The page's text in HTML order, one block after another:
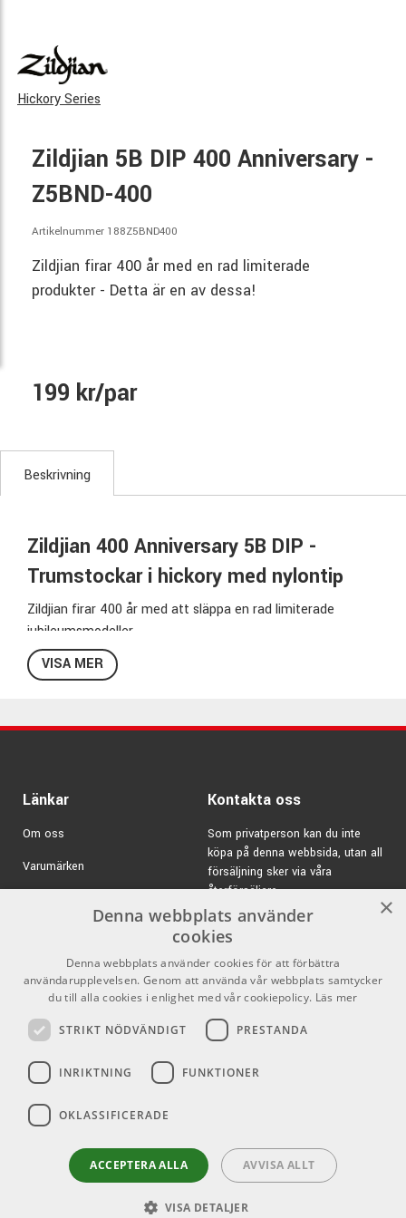
Hickory Series
Zildjian 5B DIP 400 Anniversary -
Z5BND-400
Artikelnummer 188Z5BND400
Zildjian firar 400 år med en rad limiterade
produkter - Detta är en av dessa!
199 kr/par
Beskrivning
Zildjian 400 Anniversary 5B DIP -
Trumstockar i hickory med nylontip
Zildjian firar 400 år med att släppa en rad limiterade
jubileumsmodeller.
Detta är en av dessa!
En 5B-modell i hickory med nylondruva som till hälften
Diameter:
Längd:
400 Anniversary Limited Edition
Material
Material Druva:Nylon
Modellbeteckning:Z5BND-400
Pris per par
VISA MER
Länkar
Om oss
Varumärken
Försäljningsvillkor
Inlogg för återförsäljare
Kontakta oss
Som privatperson kan du inte
köpa på denna webbsida, utan all
försäljning sker via våra
återförsäljare.
E-post:info@emnordic.se
Youtube
×
Denna webbplats använder
cookies
Denna webbplats använder cookies för att förbättra
användarupplevelsen. Genom att använda vår webbplats samtycker
du till alla cookies i enlighet med vår cookiepolicy. Läs mer
STRIKT NÖDVÄNDIGT PRESTANDA
INRIKTNING FUNKTIONER
OKLASSIFICERADE
ACCEPTERA ALLA AVVISA ALLT
VISA DETALJER